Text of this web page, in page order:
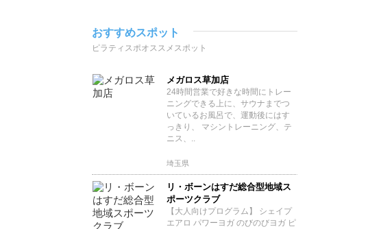
おすすめスポット
ピラティスポオススメスポット
メガロス草加店
24時間営業で好きな時間にトレー
ニングできる上に、サウナまでつ
いているお風呂で、運動後にはす
っきり、 マシントレーニング、テ
ニス、..
埼玉県
リ・ボーンはすだ総合型地域ス
ポーツクラブ
【大人向けプログラム】 シェイプ
エアロ パワーヨガ のびのびヨガ ピ